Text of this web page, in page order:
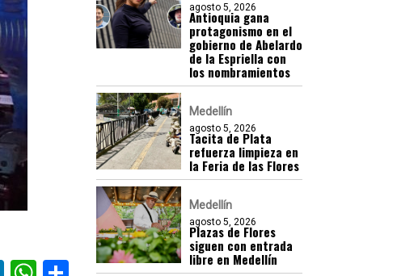
agosto 5, 2026
Antioquia gana
protagonismo en el
gobierno de Abelardo
de la Espriella con
los nombramientos
Medellín
agosto 5, 2026
Tacita de Plata
refuerza limpieza en
la Feria de las Flores
Medellín
agosto 5, 2026
Plazas de Flores
siguen con entrada
libre en Medellín